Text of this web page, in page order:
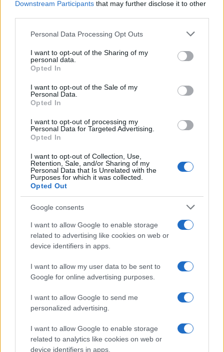
Downstream Participants that may further disclose it to other
Please note that this website/app uses one or more Google
not limited to your visit or usage behaviour. You may click to
grant or deny consent to Google and its third-party tags to
use your data for below specified purposes in below Google
consent section.
Personal Data Processing Opt Outs
I want to opt-out of the Sharing of my
personal data.
Opted In
I want to opt-out of the Sale of my
Personal Data.
Opted In
I want to opt-out of processing my
Personal Data for Targeted Advertising.
Opted In
I want to opt-out of Collection, Use,
Retention, Sale, and/or Sharing of my
Personal Data that Is Unrelated with the
Purposes for which it was collected.
Opted Out
Google consents
I want to allow Google to enable storage
related to advertising like cookies on web or
device identifiers in apps.
I want to allow my user data to be sent to
Google for online advertising purposes.
I want to allow Google to send me
personalized advertising.
I want to allow Google to enable storage
related to analytics like cookies on web or
device identifiers in apps.
al Molo Brin è un successo
Strada Sassari-Olbia, incidente all’alba: ferito il
Eventi in Gallura, da Jovanotti alla zuppa
gallurese: gli appuntamenti da non perdere
NECROLOGIE
Mario Malu